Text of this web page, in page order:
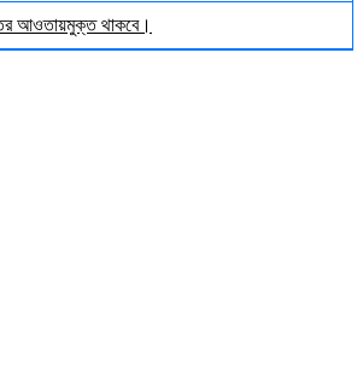
আওতায়মুক্ত থাকবে।